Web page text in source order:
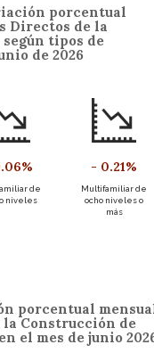
porcentual
Directos de la
tipos de
de 2026
%
de
niveles
- 0.21%
Multifamiliar de
ocho niveles o
más
porcentual
Construcción de
el mes de junio